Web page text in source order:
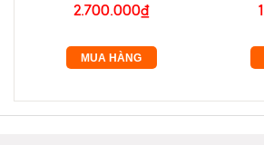
2.700.000₫
MUA HÀNG